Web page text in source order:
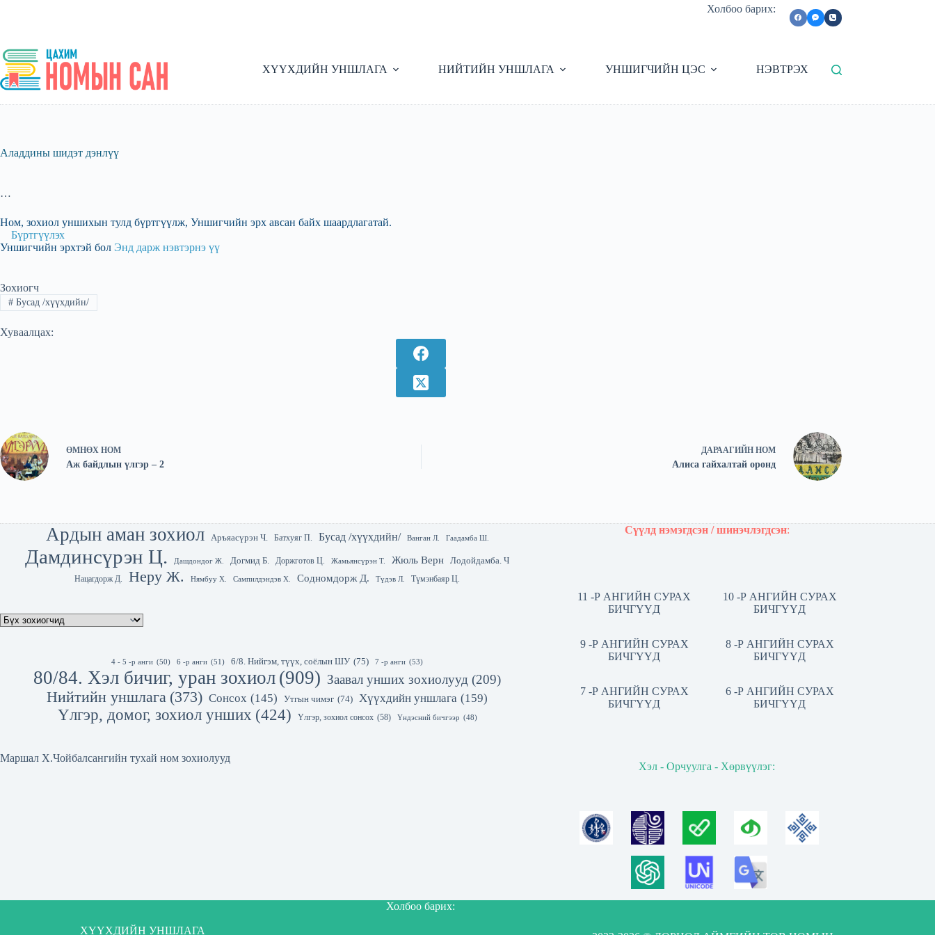
Холбоо барих:
ХҮҮХДИЙН УНШЛАГА НИЙТИЙН УНШЛАГА УНШИГЧИЙН ЦЭС НЭВТРЭХ
Аладдины шидэт дэнлүү
…
Ном, зохиол уншихын тулд бүртгүүлж, Уншигчийн эрх авсан байх шаардлагатай.
Бүртгүүлэх
Уншигчийн эрхтэй бол Энд дарж нэвтэрнэ үү
Зохиогч
#Бусад /хүүхдийн/
Хуваалцах:
ӨМНӨХ НОМ
Аж байдлын үлгэр – 2
ДАРААГИЙН НОМ
Алиса гайхалтай оронд
Ардын аман зохиол Аръяасүрэн Ч. Батхуяг П. Бусад /хүүхдийн/ Ванган Л. Гаадамба Ш.
Дамдинсүрэн Ц. Дашдондог Ж. Догмид Б. Доржготов Ц. Жамьянсүрэн Т. Жюль Верн Лодойдамба. Ч
Нацагдорж Д. Неру Ж. Нямбуу Х. Сампилдэндэв Х. Содномдорж Д. Түдэв Л. Түмэнбаяр Ц.
4 - 5 -р анги (50) 6 -р анги (51) 6/8. Нийгэм, түүх, соёлын ШУ (75) 7 -р анги (53)
80/84. Хэл бичиг, уран зохиол (909) Заавал унших зохиолууд (209)
Нийтийн уншлага (373) Сонсох (145) Утгын чимэг (74) Хүүхдийн уншлага (159)
Үлгэр, домог, зохиол унших (424) Үлгэр, зохиол сонсох (58) Үндэсний бичгээр (48)
Маршал Х.Чойбалсангийн тухай ном зохиолууд
Сүүлд нэмэгдсэн / шинэчлэгдсэн:
11 -Р АНГИЙН СУРАХ
БИЧГҮҮД
10 -Р АНГИЙН СУРАХ
БИЧГҮҮД
9 -Р АНГИЙН СУРАХ
БИЧГҮҮД
8 -Р АНГИЙН СУРАХ
БИЧГҮҮД
7 -Р АНГИЙН СУРАХ
БИЧГҮҮД
6 -Р АНГИЙН СУРАХ
БИЧГҮҮД
Хэл - Орчуулга - Хөрвүүлэг:
ХҮҮХДИЙН УНШЛАГА
Холбоо барих: